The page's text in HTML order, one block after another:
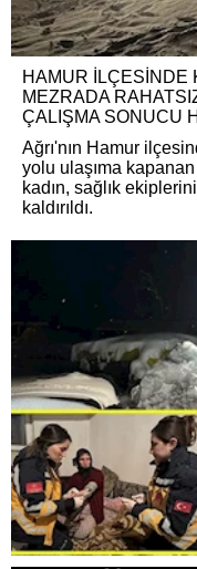
HAMUR İLÇESİNDE
MEZRADA
ÇALIŞMA SONUCU
Ağrı'nın Hamur
yolu ulaşıma
kadın, sağlık
kaldırıldı.